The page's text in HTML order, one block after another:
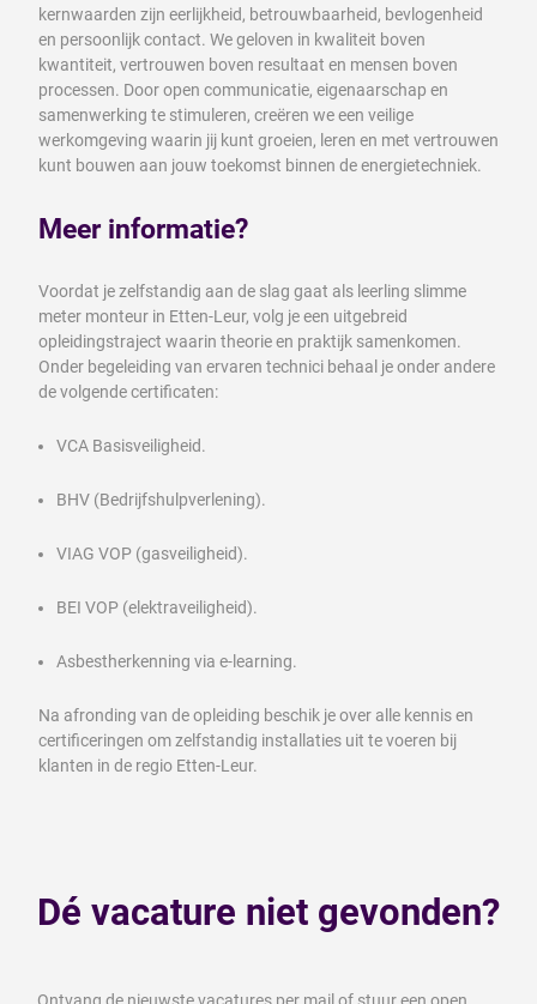
kernwaarden zijn eerlijkheid, betrouwbaarheid, bevlogenheid
en persoonlijk contact. We geloven in kwaliteit boven
kwantiteit, vertrouwen boven resultaat en mensen boven
processen. Door open communicatie, eigenaarschap en
samenwerking te stimuleren, creëren we een veilige
werkomgeving waarin jij kunt groeien, leren en met vertrouwen
kunt bouwen aan jouw toekomst binnen de energietechniek.
Meer informatie?
Voordat je zelfstandig aan de slag gaat als leerling slimme
meter monteur in Etten-Leur, volg je een uitgebreid
opleidingstraject waarin theorie en praktijk samenkomen.
Onder begeleiding van ervaren technici behaal je onder andere
de volgende certificaten:
VCA Basisveiligheid.
BHV (Bedrijfshulpverlening).
VIAG VOP (gasveiligheid).
BEI VOP (elektraveiligheid).
Asbestherkenning via e-learning.
Na afronding van de opleiding beschik je over alle kennis en
certificeringen om zelfstandig installaties uit te voeren bij
klanten in de regio Etten-Leur.
Dé vacature niet gevonden?
Ontvang de nieuwste vacatures per mail of stuur een open